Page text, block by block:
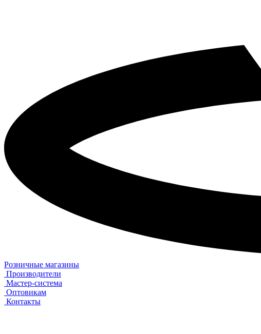
Розничные магазины
Производители
Мастер-система
Оптовикам
Контакты